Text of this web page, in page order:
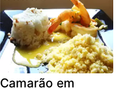
Camarão em